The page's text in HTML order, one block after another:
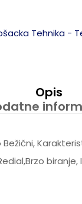
Tehnika -
Opis
Bežični,